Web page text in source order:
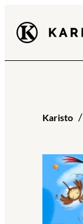
suoraan
Karisto
Karisto